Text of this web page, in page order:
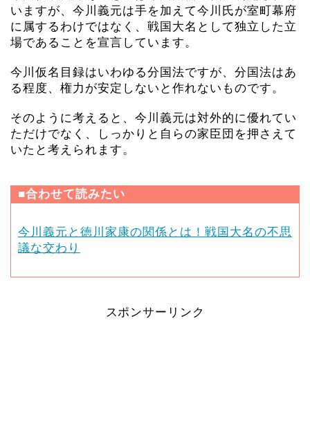
いますが、今川義元は手を加えて今川氏が室町幕府
に属するわけではなく、戦国大名として独立した立
場であることを宣言しています。
今川仮名目録はいわゆる分国法ですが、分国法はあ
る程度、権力が安定しないと作れないものです。
そのように考えると、今川義元は対外的に優れてい
ただけでなく、しっかりと自らの家臣団を押さえて
いたと考えられます。
■合わせて読みたい
今川義元と徳川家康の関係とは！戦国大名の不思
議な交わり
スポンサーリンク